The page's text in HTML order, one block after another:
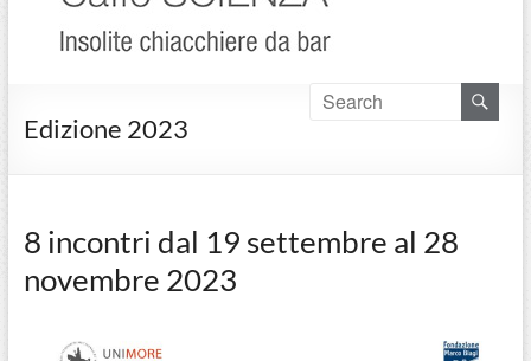
Edizione 2023
8 incontri dal 19 settembre al 28
novembre 2023